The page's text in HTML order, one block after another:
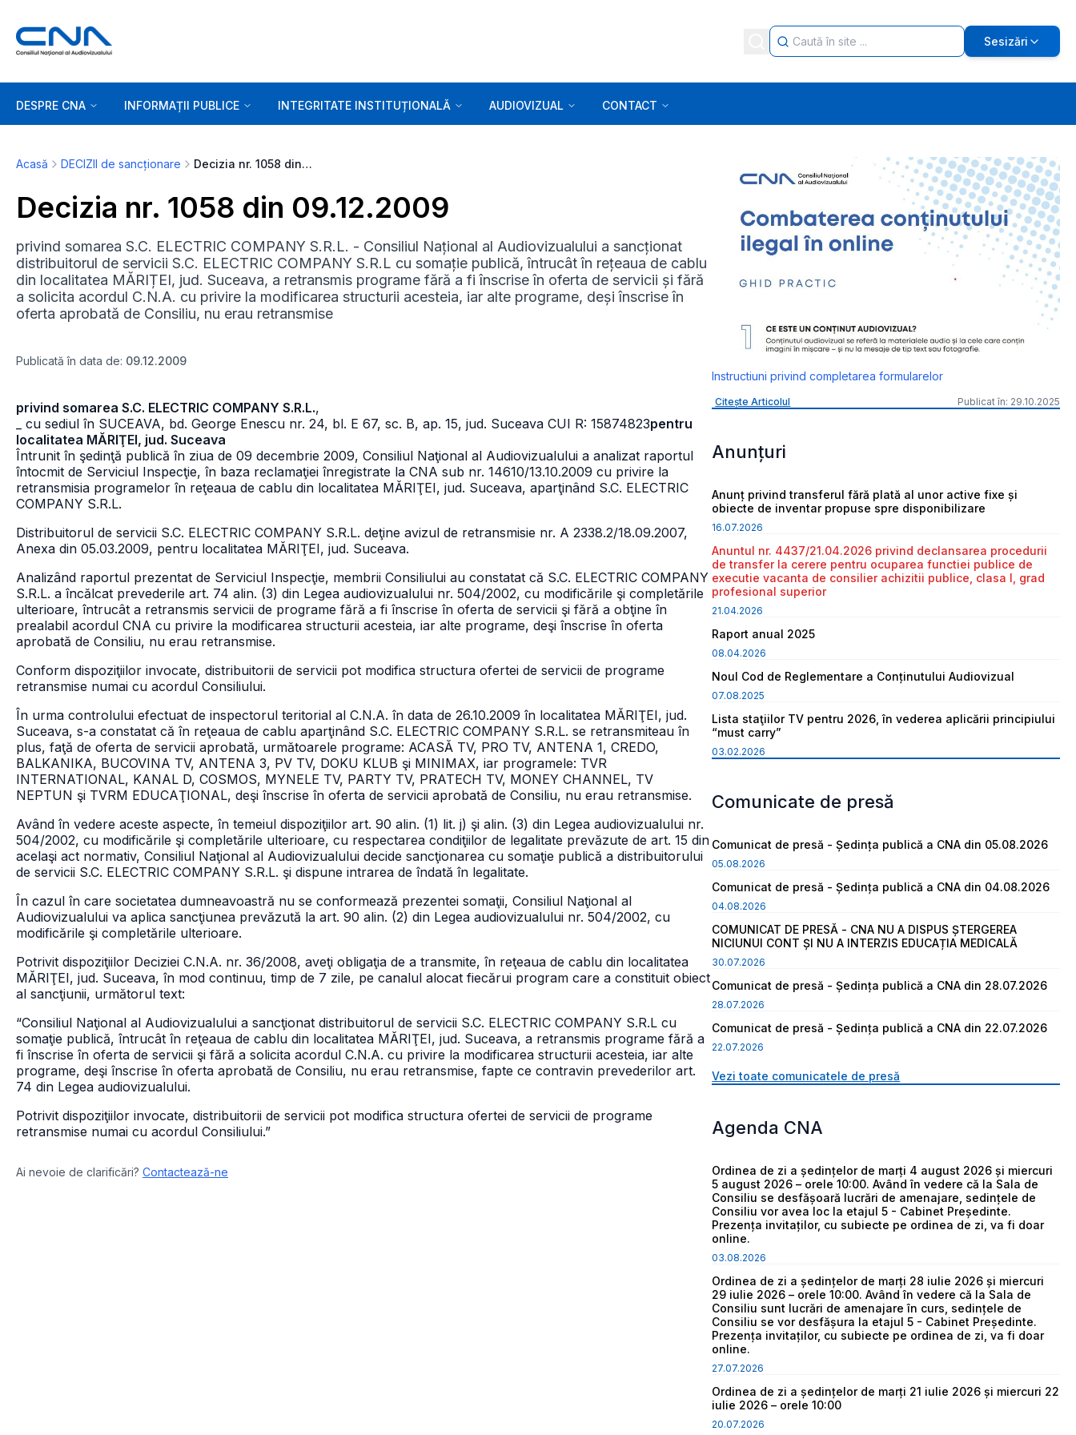
Sesizări
DESPRE CNA INFORMAȚII PUBLICE INTEGRITATE INSTITUȚIONALĂ AUDIOVIZUAL CONTACT
Acasă DECIZII de sancționare Decizia nr. 1058 din 09.12.2009
Decizia nr. 1058 din 09.12.2009
privind somarea S.C. ELECTRIC COMPANY S.R.L. - Consiliul Național al Audiovizualului a sancționat
distribuitorul de servicii S.C. ELECTRIC COMPANY S.R.L cu somație publică, întrucât în rețeaua de cablu
din localitatea MĂRIȚEI, jud. Suceava, a retransmis programe fără a fi înscrise în oferta de servicii și fără
a solicita acordul C.N.A. cu privire la modificarea structurii acesteia, iar alte programe, deși înscrise în
oferta aprobată de Consiliu, nu erau retransmise
Publicată în data de: 09.12.2009
privind somarea S.C. ELECTRIC COMPANY S.R.L.,
_ cu sediul în SUCEAVA, bd. George Enescu nr. 24, bl. E 67, sc. B, ap. 15, jud. Suceava CUI R: 15874823pentru
localitatea MĂRIŢEI, jud. Suceava
Întrunit în şedinţă publică în ziua de 09 decembrie 2009, Consiliul Naţional al Audiovizualului a analizat raportul
întocmit de Serviciul Inspecţie, în baza reclamaţiei înregistrate la CNA sub nr. 14610/13.10.2009 cu privire la
retransmisia programelor în reţeaua de cablu din localitatea MĂRIŢEI, jud. Suceava, aparţinând S.C. ELECTRIC
COMPANY S.R.L.
Distribuitorul de servicii S.C. ELECTRIC COMPANY S.R.L. deţine avizul de retransmisie nr. A 2338.2/18.09.2007,
Anexa din 05.03.2009, pentru localitatea MĂRIŢEI, jud. Suceava.
Analizând raportul prezentat de Serviciul Inspecţie, membrii Consiliului au constatat că S.C. ELECTRIC COMPANY
S.R.L. a încălcat prevederile art. 74 alin. (3) din Legea audiovizualului nr. 504/2002, cu modificările şi completările
ulterioare, întrucât a retransmis servicii de programe fără a fi înscrise în oferta de servicii şi fără a obţine în
prealabil acordul CNA cu privire la modificarea structurii acesteia, iar alte programe, deşi înscrise în oferta
aprobată de Consiliu, nu erau retransmise.
Conform dispoziţiilor invocate, distribuitorii de servicii pot modifica structura ofertei de servicii de programe
retransmise numai cu acordul Consiliului.
În urma controlului efectuat de inspectorul teritorial al C.N.A. în data de 26.10.2009 în localitatea MĂRIŢEI, jud.
Suceava, s-a constatat că în reţeaua de cablu aparţinând S.C. ELECTRIC COMPANY S.R.L. se retransmiteau în
plus, faţă de oferta de servicii aprobată, următoarele programe: ACASĂ TV, PRO TV, ANTENA 1, CREDO,
BALKANIKA, BUCOVINA TV, ANTENA 3, PV TV, DOKU KLUB şi MINIMAX, iar programele: TVR
INTERNATIONAL, KANAL D, COSMOS, MYNELE TV, PARTY TV, PRATECH TV, MONEY CHANNEL, TV
NEPTUN şi TVRM EDUCAŢIONAL, deşi înscrise în oferta de servicii aprobată de Consiliu, nu erau retransmise.
Având în vedere aceste aspecte, în temeiul dispoziţiilor art. 90 alin. (1) lit. j) şi alin. (3) din Legea audiovizualului nr.
504/2002, cu modificările şi completările ulterioare, cu respectarea condiţiilor de legalitate prevăzute de art. 15 din
acelaşi act normativ, Consiliul Naţional al Audiovizualului decide sancţionarea cu somaţie publică a distribuitorului
de servicii S.C. ELECTRIC COMPANY S.R.L. şi dispune intrarea de îndată în legalitate.
În cazul în care societatea dumneavoastră nu se conformează prezentei somaţii, Consiliul Naţional al
Audiovizualului va aplica sancţiunea prevăzută la art. 90 alin. (2) din Legea audiovizualului nr. 504/2002, cu
modificările şi completările ulterioare.
Potrivit dispoziţiilor Deciziei C.N.A. nr. 36/2008, aveţi obligaţia de a transmite, în reţeaua de cablu din localitatea
MĂRIŢEI, jud. Suceava, în mod continuu, timp de 7 zile, pe canalul alocat fiecărui program care a constituit obiect
al sancţiunii, următorul text:
“Consiliul Naţional al Audiovizualului a sancţionat distribuitorul de servicii S.C. ELECTRIC COMPANY S.R.L cu
somaţie publică, întrucât în reţeaua de cablu din localitatea MĂRIŢEI, jud. Suceava, a retransmis programe fără a
fi înscrise în oferta de servicii şi fără a solicita acordul C.N.A. cu privire la modificarea structurii acesteia, iar alte
programe, deşi înscrise în oferta aprobată de Consiliu, nu erau retransmise, fapte ce contravin prevederilor art.
74 din Legea audiovizualului.
Potrivit dispoziţiilor invocate, distribuitorii de servicii pot modifica structura ofertei de servicii de programe
retransmise numai cu acordul Consiliului.”
Ai nevoie de clarificări? Contactează-ne
Instructiuni privind completarea formularelor
Citește Articolul Publicat în: 29.10.2025
Anunțuri
Anunț privind transferul fără plată al unor active fixe și
obiecte de inventar propuse spre disponibilizare
16.07.2026
Anuntul nr. 4437/21.04.2026 privind declansarea procedurii
de transfer la cerere pentru ocuparea functiei publice de
executie vacanta de consilier achizitii publice, clasa I, grad
profesional superior
21.04.2026
Raport anual 2025
08.04.2026
Noul Cod de Reglementare a Conținutului Audiovizual
07.08.2025
Lista staţiilor TV pentru 2026, în vederea aplicării principiului
“must carry”
03.02.2026
Comunicate de presă
Comunicat de presă - Ședința publică a CNA din 05.08.2026
05.08.2026
Comunicat de presă - Ședința publică a CNA din 04.08.2026
04.08.2026
COMUNICAT DE PRESĂ - CNA NU A DISPUS ȘTERGEREA
NICIUNUI CONT ȘI NU A INTERZIS EDUCAȚIA MEDICALĂ
30.07.2026
Comunicat de presă - Ședința publică a CNA din 28.07.2026
28.07.2026
Comunicat de presă - Ședința publică a CNA din 22.07.2026
22.07.2026
Vezi toate comunicatele de presă
Agenda CNA
Ordinea de zi a ședințelor de marți 4 august 2026 și miercuri
5 august 2026 – orele 10:00. Având în vedere că la Sala de
Consiliu se desfășoară lucrări de amenajare, sedințele de
Consiliu vor avea loc la etajul 5 - Cabinet Președinte.
Prezența invitaților, cu subiecte pe ordinea de zi, va fi doar
online.
03.08.2026
Ordinea de zi a ședințelor de marți 28 iulie 2026 și miercuri
29 iulie 2026 – orele 10:00. Având în vedere că la Sala de
Consiliu sunt lucrări de amenajare în curs, sedințele de
Consiliu se vor desfășura la etajul 5 - Cabinet Președinte.
Prezența invitaților, cu subiecte pe ordinea de zi, va fi doar
online.
27.07.2026
Ordinea de zi a ședințelor de marți 21 iulie 2026 și miercuri 22
iulie 2026 – orele 10:00
20.07.2026